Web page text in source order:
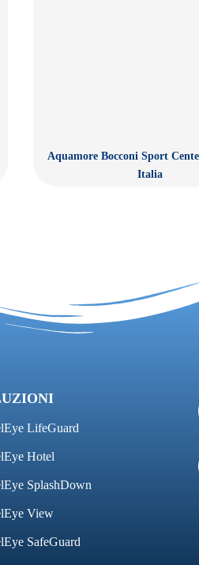
Aquamore Bocconi Sport
Italia
LifeGuard
Hotel
SplashDown
View
SafeGuard